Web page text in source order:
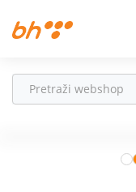
Fiksna
– vaš
zdraviji i aktivniji